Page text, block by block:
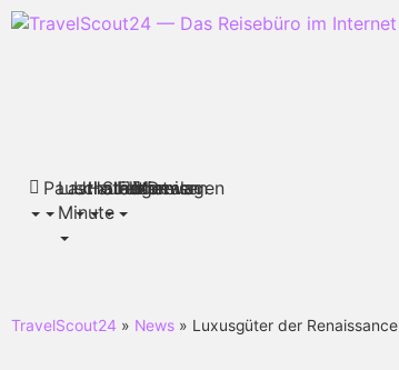
Pauschalreisen
Last
Minute
Urlaubsthemen
Hotels
Städtereisen
Flüge
Mietwagen
Deals
TravelScout24 » News » Luxusgüter der Renaissance